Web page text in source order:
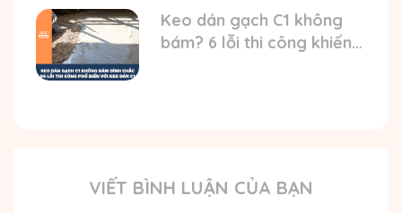
Keo dán gạch C1 không
bám? 6 lỗi thi công khiến
VIẾT BÌNH LUẬN CỦA BẠN